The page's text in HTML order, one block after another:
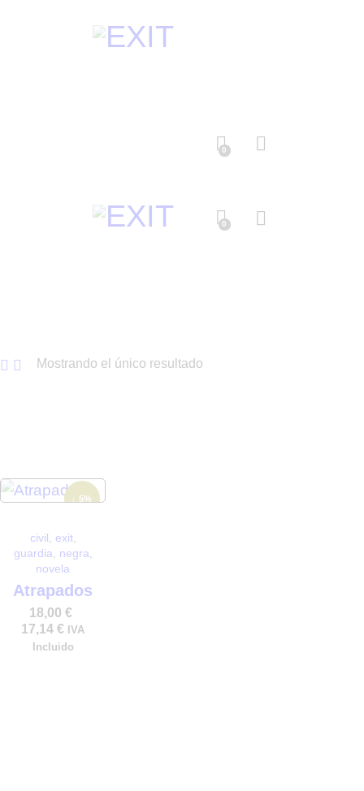
0
0
Mostrando el único resultado
↓ 5%
civil exit,
guardia
negra
novela
Atrapados
18,00 €
17,14€ IVA
Incluido